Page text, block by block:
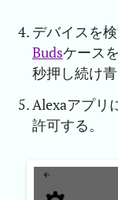
デバイスを
Budsケース
秒押し続け
Alexaアプリ
許可する。